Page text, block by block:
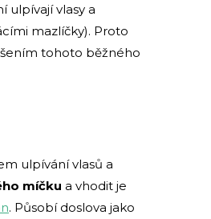
ulpívají vlasy a
mazlíčky). Proto
tohoto běžného
ulpívání vlasů a
míčku a vhodit je
. Působí doslova jako